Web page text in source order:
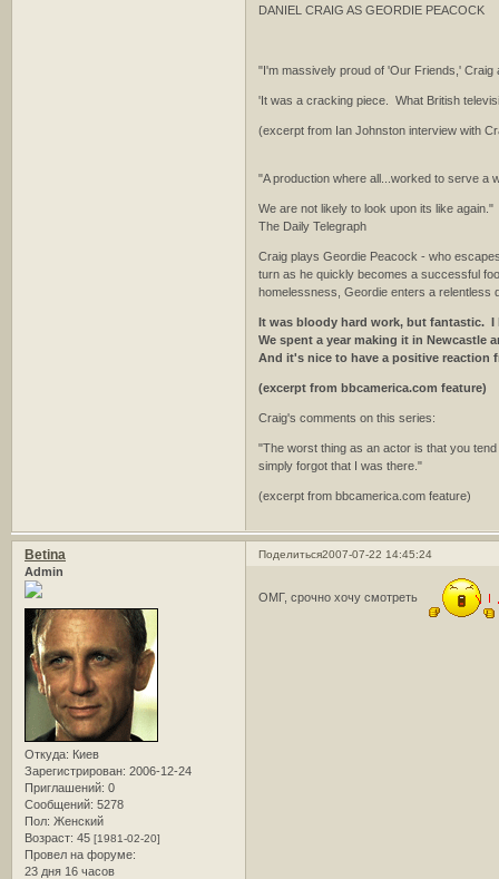
DANIEL CRAIG AS GEORDIE PEACOCK
"I'm massively proud of 'Our Friends,' Craig
'It was a cracking piece. What British
(excerpt from Ian Johnston interview with
"A production where all...worked to serve a
We are not likely to look upon its like again."
The Daily Telegraph
Craig plays Geordie Peacock - who
turn as he quickly becomes a successful
homelessness, Geordie enters a relentless
It was bloody hard work, but fantastic. I
We spent a year making it in Newcastle
And it's nice to have a positive
(excerpt from bbcamerica.com feature)
Craig's comments on this series:
"The worst thing as an actor is that you
simply forgot that I was there."
(excerpt from bbcamerica.com feature)
Поделиться2007-07-22 14:45:24
Betina
Admin
Откуда: Киев
Зарегистрирован: 2006-12-24
Приглашений: 0
Сообщений: 5278
Пол: Женский
Возраст: 45 [1981-02-20]
Провел на форуме:
23 дня 16 часов
ОМГ, срочно хочу смотреть